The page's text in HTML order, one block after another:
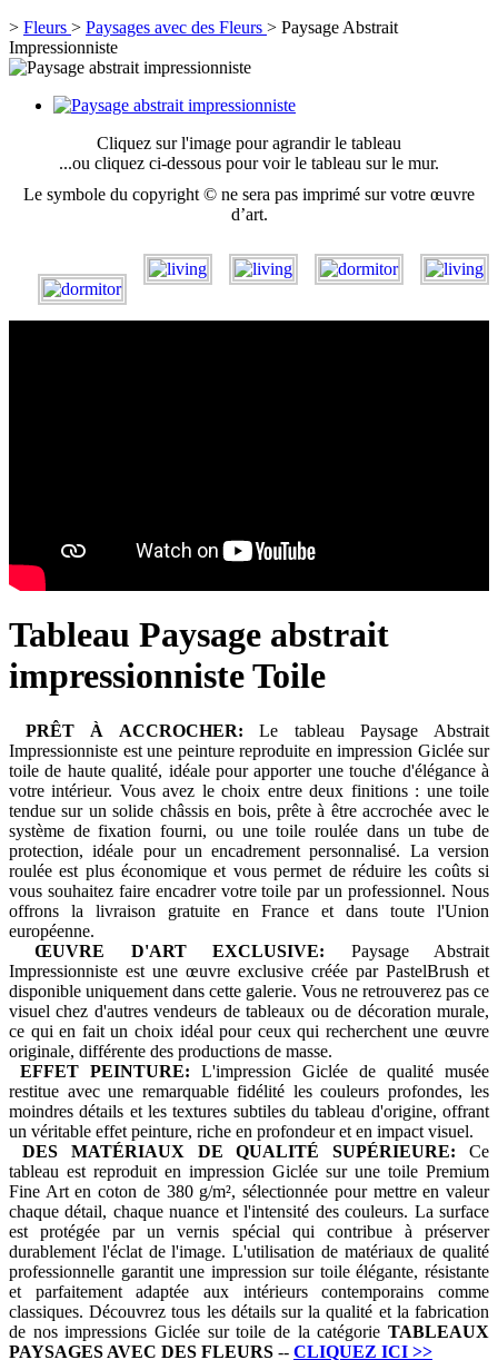
> Fleurs > Paysages avec des Fleurs > Paysage Abstrait
Impressionniste
Cliquez sur l'image pour agrandir le tableau
...ou cliquez ci-dessous pour voir le tableau sur le mur.
Le symbole du copyright © ne sera pas imprimé sur votre œuvre
d’art.
Tableau Paysage abstrait
impressionniste Toile
PRÊT À ACCROCHER:Le tableau Paysage Abstrait
Impressionniste est une peinture reproduite en impression Giclée sur
toile de haute qualité, idéale pour apporter une touche d'élégance à
votre intérieur. Vous avez le choix entre deux finitions : une toile
tendue sur un solide châssis en bois, prête à être accrochée avec le
système de fixation fourni, ou une toile roulée dans un tube de
protection, idéale pour un encadrement personnalisé. La version
roulée est plus économique et vous permet de réduire les coûts si
vous souhaitez faire encadrer votre toile par un professionnel. Nous
offrons la livraison gratuite en France et dans toute l'Union
européenne.
ŒUVRE D'ART EXCLUSIVE: Paysage Abstrait
Impressionniste est une œuvre exclusive créée par PastelBrush et
disponible uniquement dans cette galerie. Vous ne retrouverez pas ce
visuel chez d'autres vendeurs de tableaux ou de décoration murale,
ce qui en fait un choix idéal pour ceux qui recherchent une œuvre
originale, différente des productions de masse.
EFFET PEINTURE: L'impression Giclée de qualité musée
restitue avec une remarquable fidélité les couleurs profondes, les
moindres détails et les textures subtiles du tableau d'origine, offrant
un véritable effet peinture, riche en profondeur et en impact visuel.
DES MATÉRIAUX DE QUALITÉ SUPÉRIEURE: Ce
tableau est reproduit en impression Giclée sur une toile Premium
Fine Art en coton de 380 g/m², sélectionnée pour mettre en valeur
chaque détail, chaque nuance et l'intensité des couleurs. La surface
est protégée par un vernis spécial qui contribue à préserver
durablement l'éclat de l'image. L'utilisation de matériaux de qualité
professionnelle garantit une impression sur toile élégante, résistante
et parfaitement adaptée aux intérieurs contemporains comme
classiques. Découvrez tous les détails sur la qualité et la fabrication
de nos impressions Giclée sur toile de la catégorie TABLEAUX
PAYSAGES AVEC DES FLEURS -- CLIQUEZ ICI >>